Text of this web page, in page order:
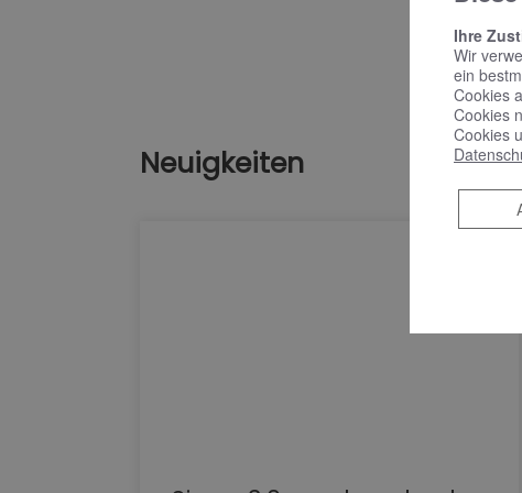
Neuigkeiten
Ihre
Wir
ein
Cookies
Cookies
Cookies